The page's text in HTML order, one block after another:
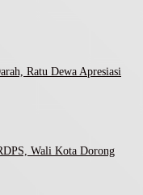
Ratu Dewa Apresiasi
Wali Kota Dorong